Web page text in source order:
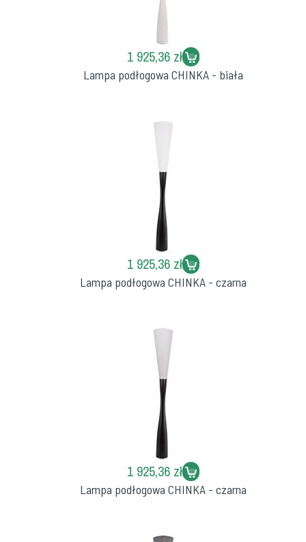
1 925,36 zł
Lampa podłogowa CHINKA - biała
1 925,36 zł
Lampa podłogowa CHINKA - czarna
1 925,36 zł
Lampa podłogowa CHINKA - czarna